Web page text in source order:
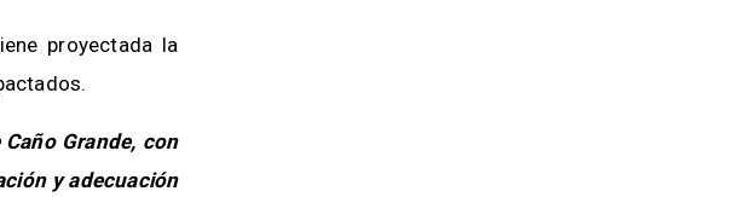
proyectada la
Grande, con
y adecuación